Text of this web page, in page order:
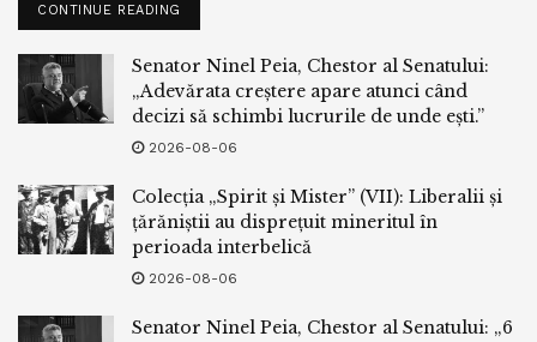
CONTINUE READING
Senator Ninel Peia, Chestor al Senatului:
„Adevărata creștere apare atunci când
decizi să schimbi lucrurile de unde ești.”
2026-08-06
Colecția „Spirit și Mister” (VII): Liberalii și
țărăniștii au disprețuit mineritul în
perioada interbelică
2026-08-06
Senator Ninel Peia, Chestor al Senatului: „6